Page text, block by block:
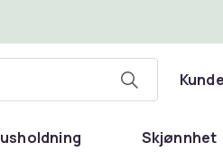
Skjønnhet